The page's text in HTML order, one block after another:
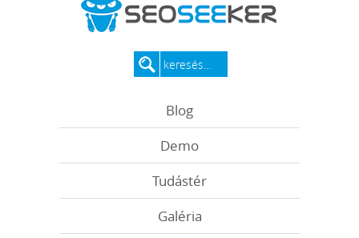
Blog
Demo
Tudástér
Galéria